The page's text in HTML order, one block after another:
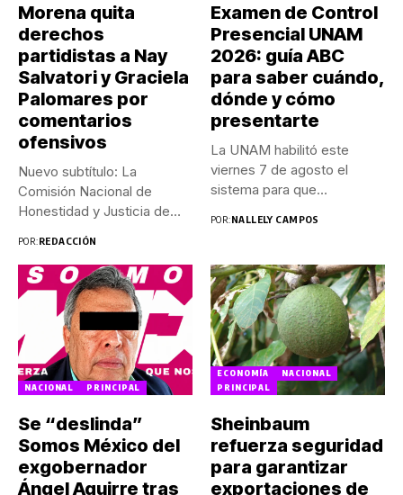
Morena quita
derechos
partidistas a Nay
Salvatori y Graciela
Palomares por
comentarios
ofensivos
Nuevo subtítulo: La
Comisión Nacional de
Honestidad y Justicia de
POR:REDACCIÓN
Examen de Control
Presencial UNAM
2026: guía ABC
para saber cuándo,
dónde y cómo
presentarte
La UNAM habilitó este
viernes 7 de agosto el
sistema para que...
POR:NALLELY CAMPOS
NACIONAL PRINCIPAL
Se “deslinda”
Somos México del
exgobernador
Ángel Aguirre tras
ECONOMÍA
NACIONAL
PRINCIPAL
Sheinbaum
refuerza seguridad
para garantizar
exportaciones de